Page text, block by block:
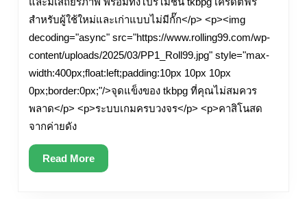
นาน
โบนัส
จ่าย
ไม่
อั้น
สำหรับผู้ใช้ใหม่และเก่าแบบไม่มีกั๊ก</p> <p><img
decoding="async" src="https://www.rolling99.com/wp-
content/uploads/2025/03/PP1_Roll99.jpg" style="max-
width:400px;float:left;padding:10px 10px 10px
0px;border:0px;"/>จุดแข็งของ tkbpg ที่คุณไม่สมควร
พลาด</p> <p>ระบบเกมครบวงจร</p> <p>คาสิโนสด
จากค่ายดัง
Read MoreRead
More